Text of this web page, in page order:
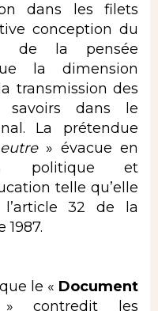
dans les filets
conception du
de la pensée
la dimension
transmission des
savoirs dans le
La prétendue
» évacue en
politique et
telle qu’elle
32 de la
le « Document
» contredit les